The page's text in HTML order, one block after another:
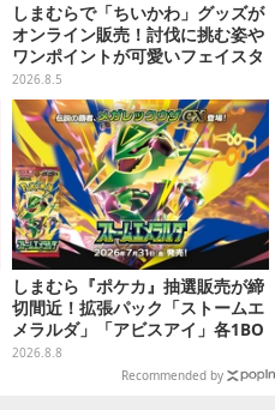
しまむらで「ちいかわ」グッズが
オンライン販売！討伐に挑む姿や
ワンポイントが可愛いフェイスタ
オル、バスマットなど全14種
2026.8.5
しまむら『ポケカ』抽選販売が締
切間近！拡張パック「ストームエ
メラルダ」「アビスアイ」各1BO
Xをラインナップ
2026.8.8
Recommended by